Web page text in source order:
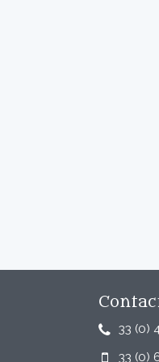
33 (0)
33 (0)